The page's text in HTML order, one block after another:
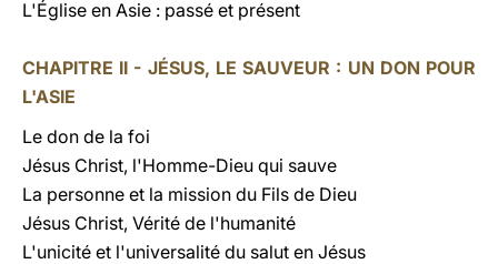
L'Église en Asie : passé et présent
CHAPITRE II - JÉSUS, LE SAUVEUR : UN DON POUR
L'ASIE
Le don de la foi
Jésus Christ, l'Homme-Dieu qui sauve
La personne et la mission du Fils de Dieu
Jésus Christ, Vérité de l'humanité
L'unicité et l'universalité du salut en Jésus